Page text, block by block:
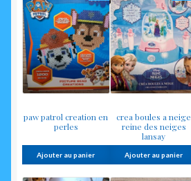
paw patrol creation en
perles
Ajouter au panier
crea boules a neige
reine des neiges
lansay
Ajouter au panier